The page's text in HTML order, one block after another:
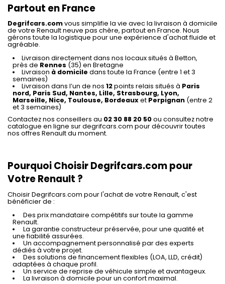
Partout en France
Degrifcars.comvous simplifie la vie avec la livraison à domicile
de votre Renault neuve pas chère, partout en France. Nous
gérons toute la logistique pour une expérience d'achat fluide et
agréable.
Livraison directement dans nos locaux situés à Betton,
près de Rennes (35) en Bretagne
Livraison à domicile dans toute la France (entre 1 et 3
semaines)
Livraison dans l’un de nos 12points relais situés à Paris
nord, Paris Sud, Nantes, Lille, Strasbourg, Lyon,
Marseille, Nice, Toulouse, Bordeauxet Perpignan (entre 2
et 3 semaines)
Contactez nos conseillers au 02 30 88 20 50ou consultez notre
catalogue en ligne sur degrifcars.com pour découvrir toutes
nos offres Renault du moment.
Pourquoi Choisir Degrifcars.com pour
Votre Renault ?
Choisir Degrifcars.com pour l'achat de votre Renault, c'est
bénéficier de :
Des prix mandataire compétitifs sur toute la gamme
Renault.
La garantie constructeur préservée, pour une qualité et
une fiabilité assurées.
Un accompagnement personnalisé par des experts
dédiés à votre projet.
Des solutions de financement flexibles (LOA, LLD, crédit)
adaptées à chaque profil.
Un service de reprise de véhicule simple et avantageux.
La livraison à domicile pour un confort maximal.